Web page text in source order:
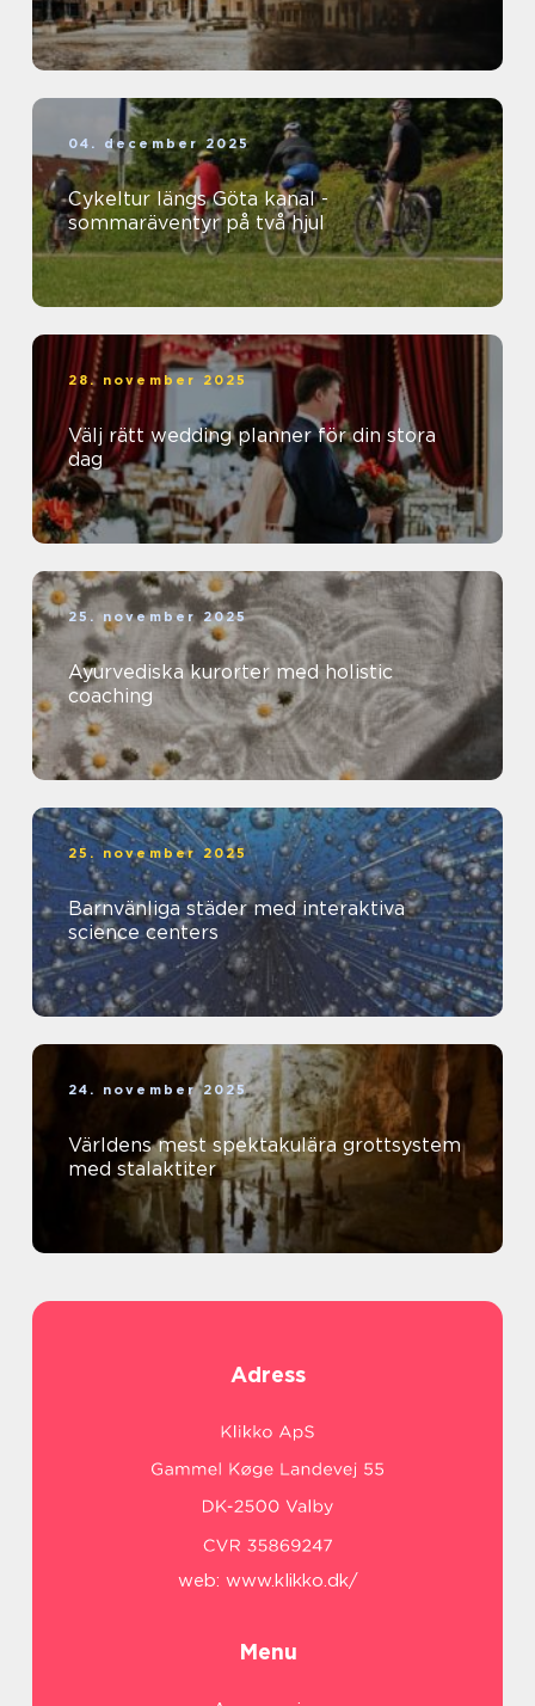
04. december 2025
Cykeltur längs Göta kanal -
sommaräventyr på två hjul
28. november 2025
Välj rätt wedding planner för din stora
dag
25. november 2025
Ayurvediska kurorter med holistic
coaching
25. november 2025
Barnvänliga städer med interaktiva
science centers
24. november 2025
Världens mest spektakulära grottsystem
med stalaktiter
Adress
web: www.klikko.dk/
Menu